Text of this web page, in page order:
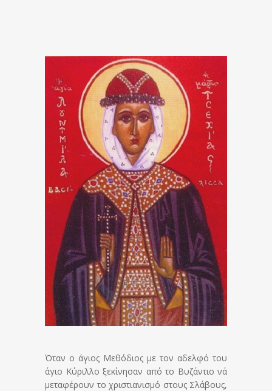
Όταν ο άγιος Μεθόδιος με τον αδελφό του
άγιο Κύριλλο ξεκίνησαν από το Βυζάντιο νά
μεταφέρουν το χριστιανισμό στους Σλάβους,